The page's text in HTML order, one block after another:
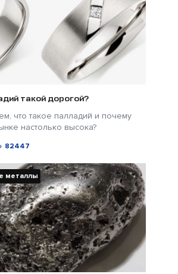
такой дорогой?
что такое палладий и почему
настолько высока?
82447
металлы